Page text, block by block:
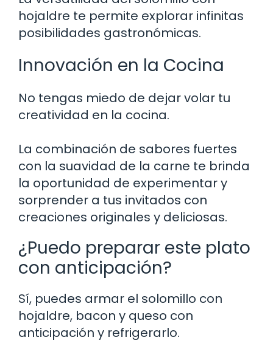
hojaldre te permite explorar infinitas
posibilidades gastronómicas.
Innovación en la Cocina
No tengas miedo de dejar volar tu
creatividad en la cocina.
La combinación de sabores fuertes
con la suavidad de la carne te brinda
la oportunidad de experimentar y
sorprender a tus invitados con
creaciones originales y deliciosas.
¿Puedo preparar este plato
con anticipación?
Sí, puedes armar el solomillo con
hojaldre, bacon y queso con
anticipación y refrigerarlo.